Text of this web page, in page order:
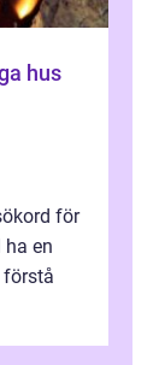
för
en